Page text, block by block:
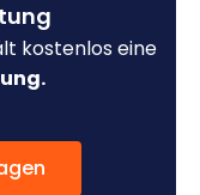
kostenlos eine